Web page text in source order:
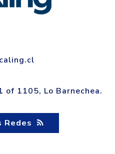
of 1105, Lo Barnechea.
Redes